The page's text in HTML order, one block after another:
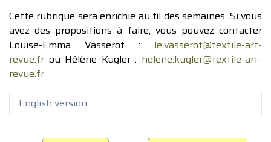
Cette rubrique sera enrichie au fil des semaines. Si vous
avez des propositions à faire, vous pouvez contacter
Louise-Emma Vasserot : le.vasserot@textile-art-
revue.fr ou Hélène Kugler : helene.kugler@textile-art-
revue.fr
English version